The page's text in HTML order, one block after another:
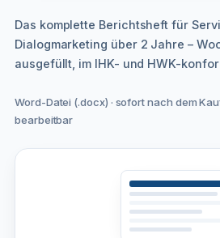
Das komplette Berichtsheft für
Dialogmarketing über 2 Jahre –
ausgefüllt, im IHK- und HWK-
Word-Datei (.docx) · sofort nach dem
bearbeitbar